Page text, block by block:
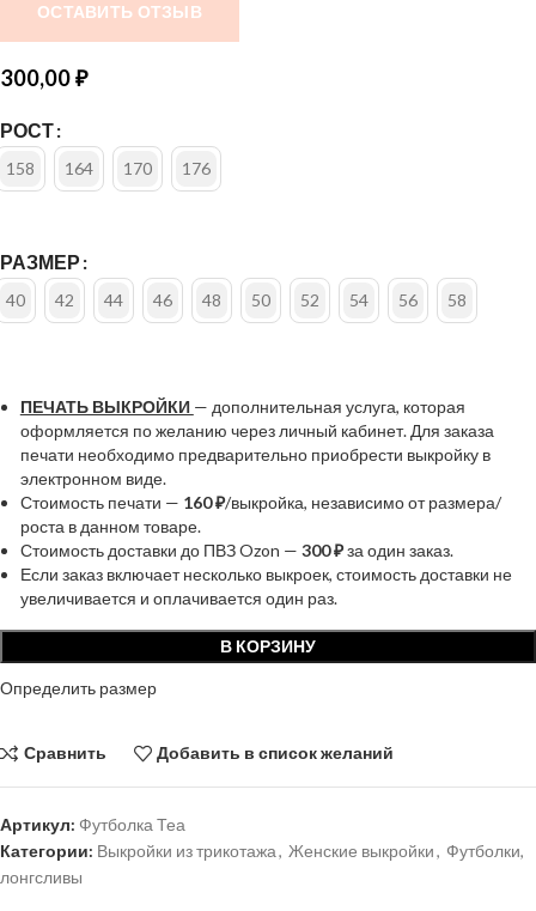
ОСТАВИТЬ ОТЗЫВ
300,00₽
РОСТ
158 164 170 176
РАЗМЕР
40 42 44 46 48 50 52 54 56 58
ПЕЧАТЬ ВЫКРОЙКИ — дополнительная услуга, которая
оформляется по желанию через личный кабинет. Для заказа
печати необходимо предварительно приобрести выкройку в
электронном виде.
Стоимость печати — 160 ₽/выкройка, независимо от размера/
роста в данном товаре.
Стоимость доставки до ПВЗ Ozon — 300 ₽за один заказ.
Если заказ включает несколько выкроек, стоимость доставки не
увеличивается и оплачивается один раз.
В КОРЗИНУ
Определить размер
Сравнить Добавить в список желаний
Артикул: Футболка Теа
Категории: Выкройки из трикотажа, Женские выкройки, Футболки,
лонгсливы